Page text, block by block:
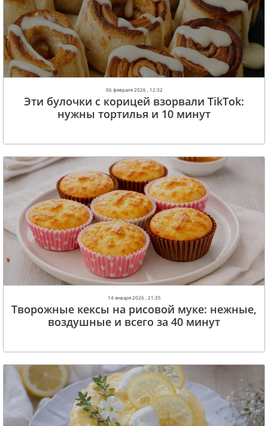
06 февраля 2026 , 12:32
Эти булочки с корицей взорвали TikTok:
нужны тортилья и 10 минут
14 января 2026 , 21:35
Творожные кексы на рисовой муке: нежные,
воздушные и всего за 40 минут